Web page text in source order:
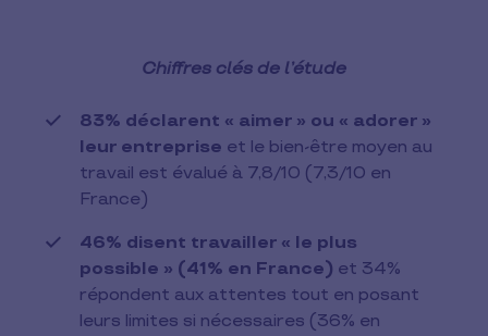
Chiffres clés de l’étude
83% déclarent « aimer » ou « adorer »
leur entreprise et le bien-être moyen au
travail est évalué à 7,8/10 (7,3/10 en
France)
46% disent travailler « le plus
possible » (41% en France) et 34%
répondent aux attentes tout en posant
leurs limites si nécessaires (36% en